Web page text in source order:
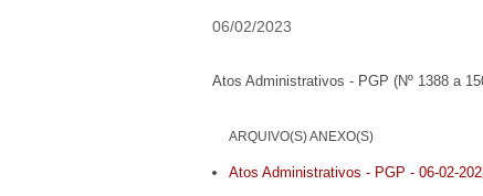
06/02/2023
Atos Administrativos - PGP (Nº 1388 a
ARQUIVO(S) ANEXO(S)
Atos Administrativos - PGP - 06-02-